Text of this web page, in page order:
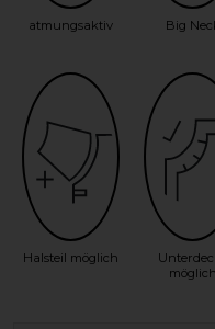
atmungsaktiv Big
Halsteil möglich
möglich